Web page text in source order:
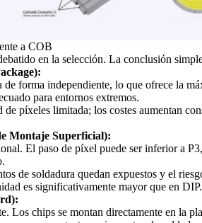
a COB
en la selección. La conclusión
forma independiente, lo que ofrece la
para entornos extremos.
de píxeles limitada; los costes aumentan
Montaje Superficial):
El paso de píxel puede ser inferior a
de soldadura quedan expuestos y el
es significativamente mayor que en DIP.
Los chips se montan directamente en la